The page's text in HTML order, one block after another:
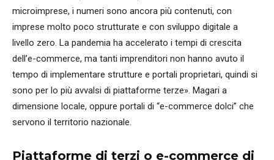
microimprese, i numeri sono ancora più contenuti, con
imprese molto poco strutturate e con sviluppo digitale a
livello zero. La pandemia ha accelerato i tempi di crescita
dell’e-commerce, ma tanti imprenditori non hanno avuto il
tempo di implementare strutture e portali proprietari, quindi si
sono per lo più avvalsi di piattaforme terze». Magari a
dimensione locale, oppure portali di “e-commerce dolci” che
servono il territorio nazionale.
Piattaforme di terzi o e-commerce di